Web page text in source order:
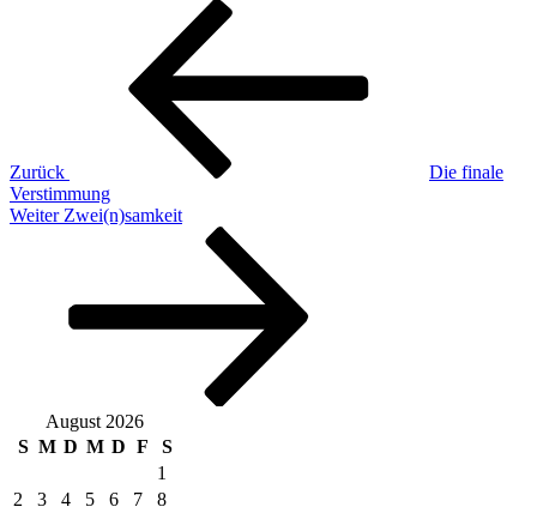
Beitragsnavigation
Zurück
Die finale
Verstimmung
Nächster
Weiter Zwei(n)samkeit
August 2026
S M D M D F
S
1
2
3 4 5 6 7
8